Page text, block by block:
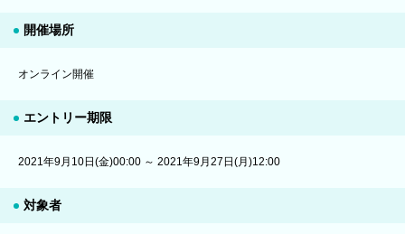
開催場所
オンライン開催
エントリー期限
2021年9月10日(金)00:00 ～ 2021年9月27日(月)12:00
対象者